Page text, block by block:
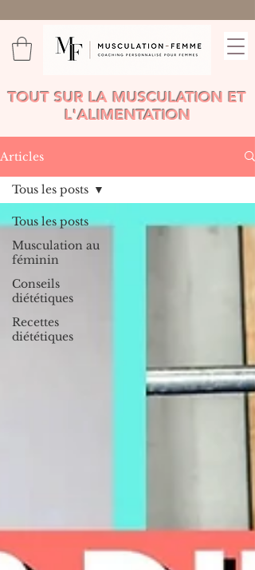
TOUT SUR LA MUSCULATION ET
L'ALIMENTATION
Articles
Tous les posts
Musculation au
féminin
Conseils
diététiques
Recettes
diététiques
Tous les posts